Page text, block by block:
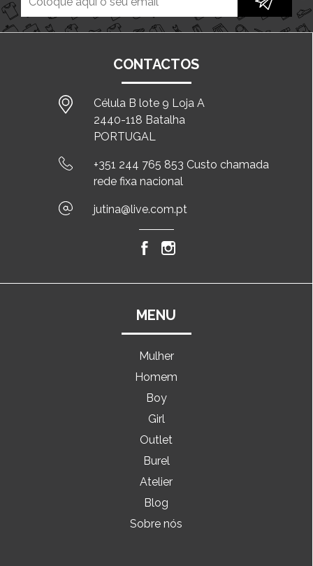
CONTACTOS
Célula B lote 9 Loja A
2440-118 Batalha
PORTUGAL
+351 244 765 853 Custo chamada
rede fixa nacional
jutina@live.com.pt
MENU
Mulher
Homem
Boy
Girl
Outlet
Burel
Atelier
Blog
Sobre nós